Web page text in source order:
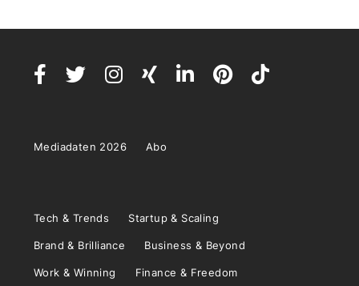
Mediadaten 2026 Abo
Tech & Trends Startup & Scaling
Brand & Brilliance Business & Beyond
Work & Winning Finance & Freedom